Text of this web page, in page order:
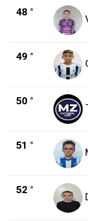
48 °
49 °
50 °
51 °
52 °